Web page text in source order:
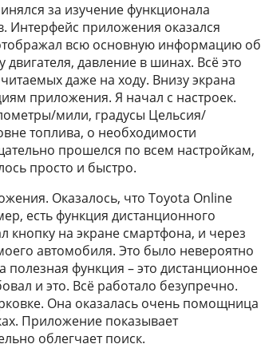
за изучение функционала
Интерфейс приложения оказался
всю основную информацию об
давление в шинах. Всё это
даже на ходу. Внизу экрана
приложения. Я начал с настроек.
мили, градусы Цельсия/
топлива, о необходимости
прошелся по всем настройкам,
просто и быстро.
Оказалось, что Toyota Online
есть функция дистанционного
кнопку на экране смартфона, и через
автомобиля. Это было невероятно
функция – это дистанционное
и это. Всё работало безупречно.
Она оказалась очень помощница
Приложение показывает
облегчает поиск.